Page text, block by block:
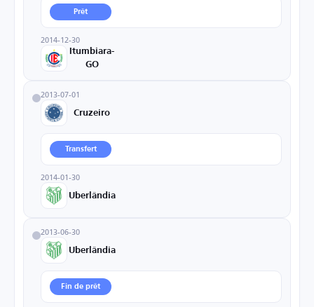
Prêt
2014-12-30
Itumbiara-
GO
2013-07-01
Cruzeiro
Transfert
2014-01-30
Uberlândia
2013-06-30
Uberlândia
Fin de prêt